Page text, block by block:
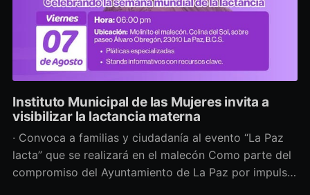
Instituto Municipal de las Mujeres invita a
visibilizar la lactancia materna
· Convoca a familias y ciudadanía al evento “La Paz
lacta” que se realizará en el malecón Como parte del
compromiso del Ayuntamiento de La Paz por impulsar